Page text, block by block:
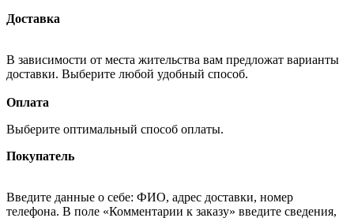
Доставка
В зависимости от места жительства вам предложат варианты
доставки. Выберите любой удобный способ.
Оплата
Выберите оптимальный способ оплаты.
Покупатель
Введите данные о себе: ФИО, адрес доставки, номер
телефона. В поле «Комментарии к заказу» введите сведения,